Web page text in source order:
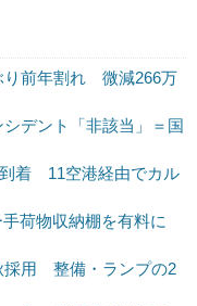
り前年割れ 微減266万
デント「非該当」＝国
着 11空港経由でカル
手荷物収納棚を有料に
採用 整備・ランプの2